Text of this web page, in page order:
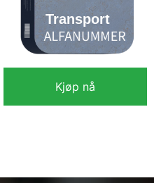
Transport
Kjøp nå